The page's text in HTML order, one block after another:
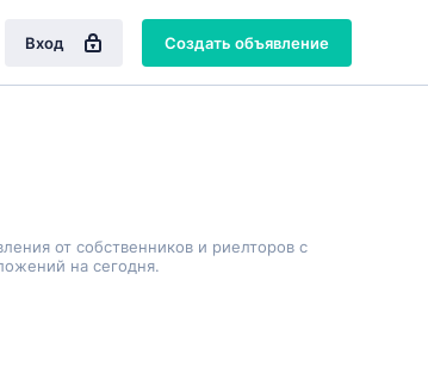
Вход Создать объявление
от собственников и риелторов с
на сегодня.